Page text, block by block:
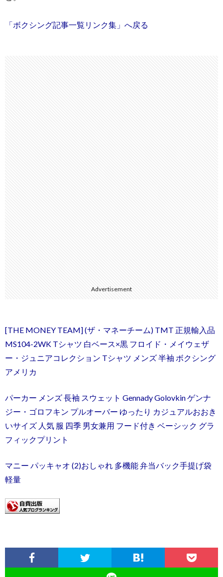
「ボクシング記事一覧リンク集」へ戻る
Advertisement
[THE MONEY TEAM] (ザ・マネーチーム) TMT 正規輸入品
MS104-2WK Tシャツ 白ベース×黒 フロイド・メイウェザ
ー・ジュニアコレクション Tシャツ メンズ 半袖 ボクシング
アメリカ
パーカー メンズ 長袖 スウェット Gennady Golovkin ゲンナ
ジー・ゴロフキン プルオーバー ゆったり カジュアルおおき
いサイズ 人気 服 四季 男女兼用 フード付き ベーシック グラ
フィックプリント
マニー パッキャオ (2)おしゃれ 多機能 弁当バック手提げ袋
軽量